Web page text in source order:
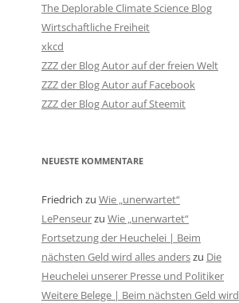
The Deplorable Climate Science Blog
Wirtschaftliche Freiheit
xkcd
ZZZ der Blog Autor auf der freien Welt
ZZZ der Blog Autor auf Facebook
ZZZ der Blog Autor auf Steemit
NEUESTE KOMMENTARE
Friedrich zu Wie „unerwartet“
LePenseurzu Wie „unerwartet“
Fortsetzung der Heuchelei | Beim
nächsten Geld wird alles anderszu Die
Heuchelei unserer Presse und Politiker
Weitere Belege | Beim nächsten Geld wird